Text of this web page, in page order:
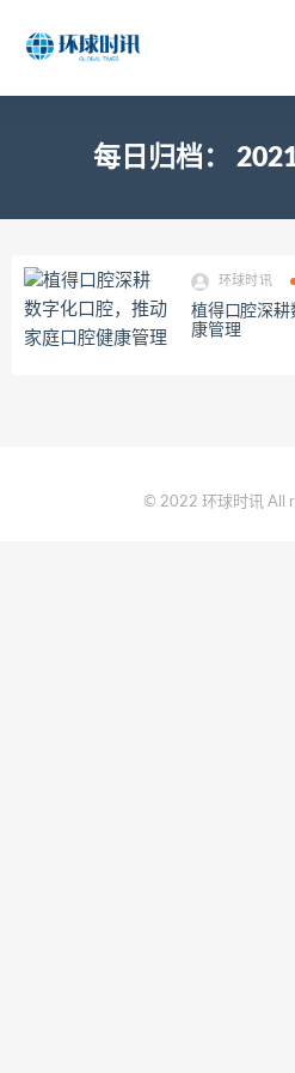
每日归档：
环球时讯
植得口腔深耕
康管理
© 2022 环球时讯 All